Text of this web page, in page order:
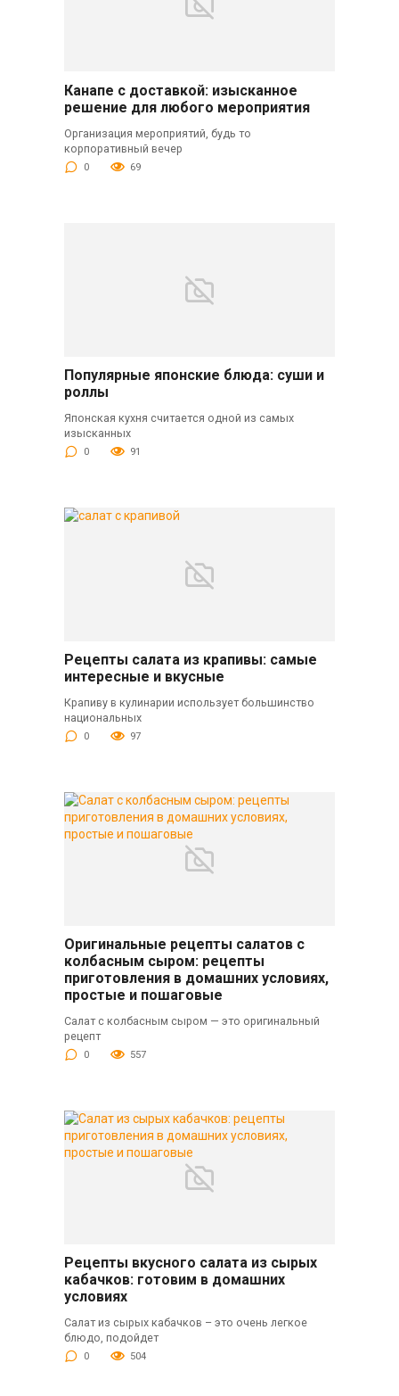
Канапе с доставкой: изысканное
решение для любого мероприятия
Организация мероприятий, будь то
корпоративный вечер
0 69
Популярные японские блюда: суши и
роллы
Японская кухня считается одной из самых
изысканных
0 91
Рецепты салата из крапивы: самые
интересные и вкусные
Крапиву в кулинарии использует большинство
национальных
0 97
Оригинальные рецепты салатов с
колбасным сыром: рецепты
приготовления в домашних условиях,
простые и пошаговые
Салат с колбасным сыром — это оригинальный
рецепт
0 557
Рецепты вкусного салата из сырых
кабачков: готовим в домашних
условиях
Салат из сырых кабачков – это очень легкое
блюдо, подойдет
0 504